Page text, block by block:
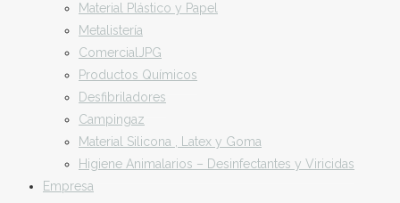
Material Plástico y Papel
Metalistería
ComercialJPG
Productos Químicos
Desfibriladores
Campingaz
Material Silicona , Latex y Goma
Higiene Animalarios – Desinfectantes y Viricidas
Empresa